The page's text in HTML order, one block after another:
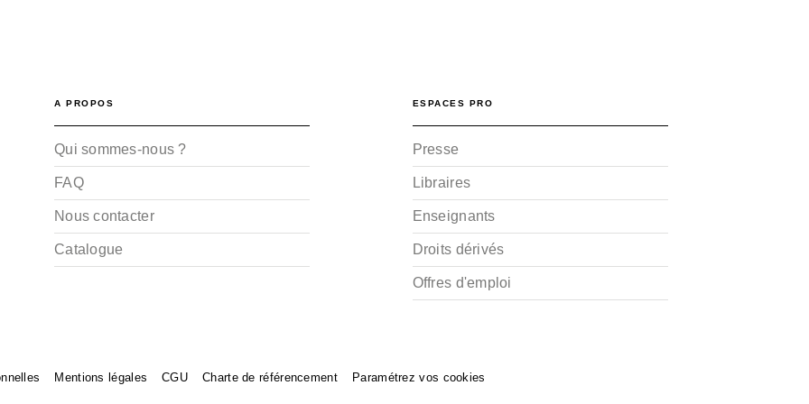
A PROPOS
Qui sommes-nous ?
FAQ
Nous contacter
Catalogue
ESPACES PRO
Presse
Libraires
Enseignants
Droits dérivés
Offres d'emploi
Mentions légales CGU Charte de référencement Paramétrez vos cookies